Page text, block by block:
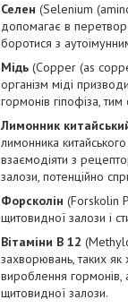
Селен (Selenium
допомагає в
боротися з
Мідь (Copper (as
організм міді
гормонів гіпофіза,
Лимонник
лимонника
взаємодіяти з
залози, потенційно
Форсколін (Forskolin
щитовидної залози і
Вітаміни B 12
захворювань, таких
вироблення гормонів,
щитовидної залози.